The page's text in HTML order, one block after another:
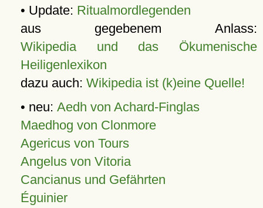
• Update: Ritualmordlegenden
aus gegebenem Anlass:
Wikipedia und das Ökumenische
Heiligenlexikon
dazu auch: Wikipedia ist (k)eine Quelle!
• neu: Aedh von Achard-Finglas
Maedhog von Clonmore
Agericus von Tours
Angelus von Vitoria
Cancianus und Gefährten
Éguinier